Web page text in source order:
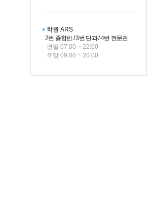
학원 ARS
2번 종합반 / 3번 단과 / 4번 전문관
평일 07:00 ~ 22:00
주말 09:00 ~ 20:00